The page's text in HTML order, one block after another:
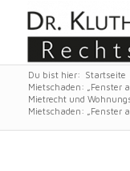
Du bist hier: Startseite
Mietschaden: „Fenster
Mietrecht und
Mietschaden: „Fenster